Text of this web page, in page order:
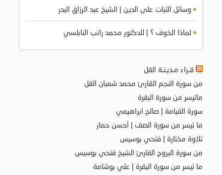
وسائل الثبات على الدين | الشيخ عبد الرزاق البدر
لماذا الخوف ؟ | للدكتور محمد راتب النابلسي
قـراء مـديـنـة القل
من سورة النجم القارئ محمد شعبان القل
ماتيسر من سورة البقرة
سورة القيامة | صالح ابراهيمي
ما تيسر من سورة الصف | أحسن حمار
تلاوة مختارة | فتحي بوسيس
من سورة البروج القارئ الشيخ فتحي بوسيس
ما تيسر من سورة البقرة | علي بوشامة